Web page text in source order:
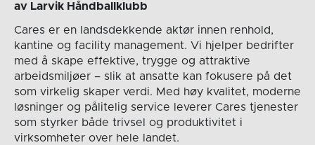
av Larvik Håndballklubb
Cares er en landsdekkende aktør innen renhold,
kantine og facility management. Vi hjelper bedrifter
med å skape effektive, trygge og attraktive
arbeidsmiljøer – slik at ansatte kan fokusere på det
som virkelig skaper verdi. Med høy kvalitet, moderne
løsninger og pålitelig service leverer Cares tjenester
som styrker både trivsel og produktivitet i
virksomheter over hele landet.